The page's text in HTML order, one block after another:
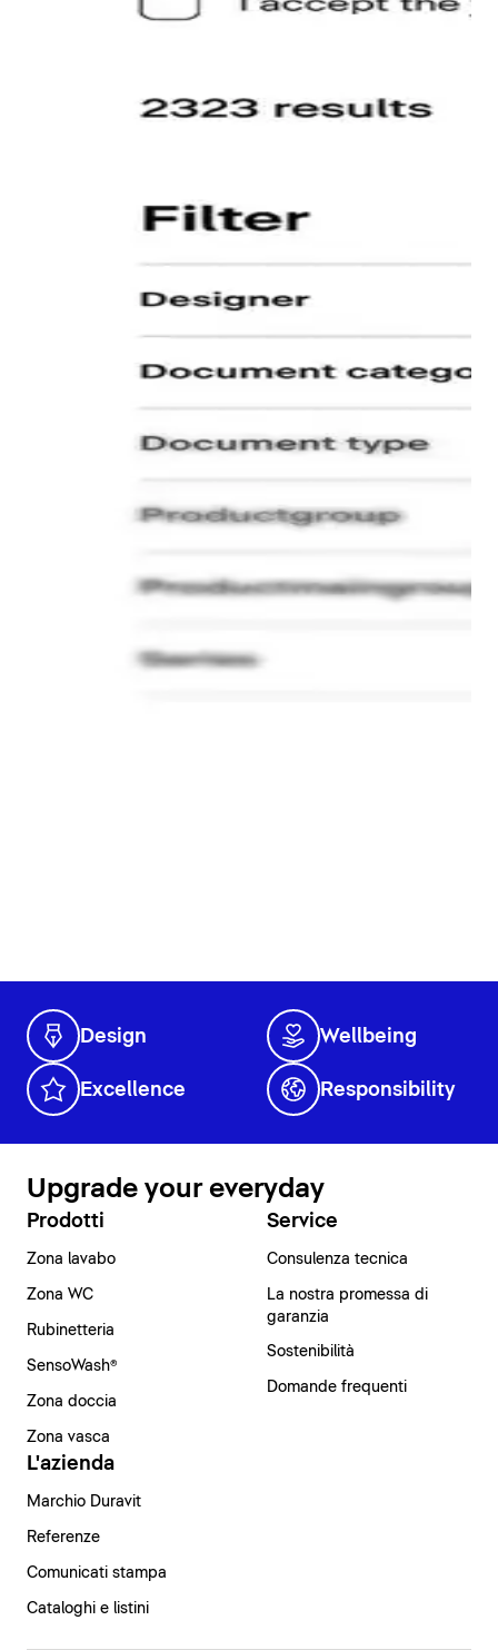
Design Wellbeing
Excellence Responsibility
Upgrade your everyday
Prodotti
Zona lavabo
Zona WC
Rubinetteria
SensoWash®
Zona doccia
Zona vasca
Service
Consulenza tecnica
La nostra promessa di
garanzia
Sostenibilità
Domande frequenti
L'azienda
Marchio Duravit
Referenze
Comunicati stampa
Cataloghi e listini